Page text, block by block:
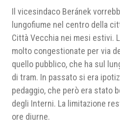
Il vicesindaco Beránek
lungofiume nel centro della
Città Vecchia nei mesi estivi.
molto congestionate per via
quello pubblico, che ha sul
di tram. In passato si era
pedaggio, che però era stato
degli Interni. La limitazione
ore diurne.